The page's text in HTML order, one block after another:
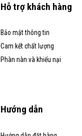
Hỗ trợ khách hàng
Bảo mật thông tin
Cam kết chất lượng
Phàn nàn và khiếu nại
Hướng dẫn